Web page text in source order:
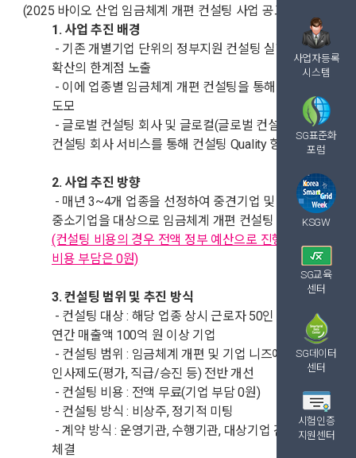
사업자등록
시스템
SG표준화
포럼
KSGW
SG교육
센터
SG데이터
센터
시험인증
지원센터
(2025 바이오 산업 임금체계 개편 컨설팅 사업 공고 참조)
1. 사업 추진 배경
- 기존 개별기업 단위의 정부지원 컨설팅 실행력 및
확산의 한계점 노출
- 이에 업종별 임금체계 개편 컨설팅을 통해 확산 증대
도모
- 글로벌 컨설팅 회사 및 글로컬(글로벌 컨설팅 출신)
컨설팅 회사 서비스를 통해 컨설팅 Quality 향상
2. 사업 추진 방향
- 매년 3~4개 업종을 선정하여 중견기업 및
중소기업을 대상으로 임금체계 개편 컨설팅 제공
(컨설팅 비용의 경우 전액 정부 예산으로 진행되며 기업
비용 부담은 0원)
3. 컨설팅 범위 및 추진 방식
- 컨설팅 대상 : 해당 업종 상시 근로자 50인 이상 및
연간 매출액 100억 원 이상 기업
- 컨설팅 범위 : 임금체계 개편 및 기업 니즈에 따른
인사제도(평가, 직급/승진 등) 전반 개선
- 컨설팅 비용 : 전액 무료(기업 부담 0원)
- 컨설팅 방식 : 비상주, 정기적 미팅
- 계약 방식 : 운영기관, 수행기관, 대상기업 간 MOU
체결